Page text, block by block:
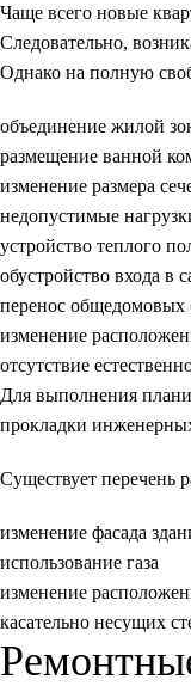
Чаще всего новые
Следовательно,
Однако на полную
объединение жилой
размещение ванной
изменение размера
недопустимые
устройство теплого
обустройство входа в
перенос общедомовых
изменение
отсутствие
Для выполнения
прокладки
Существует перечень
изменение фасада
использование газа
изменение
касательно несущих